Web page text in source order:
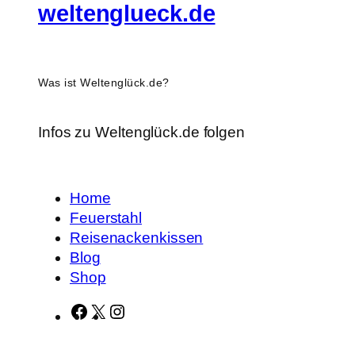
weltenglueck.de
Was ist Weltenglück.de?
Infos zu Weltenglück.de folgen
Home
Feuerstahl
Reisenackenkissen
Blog
Shop
F
X